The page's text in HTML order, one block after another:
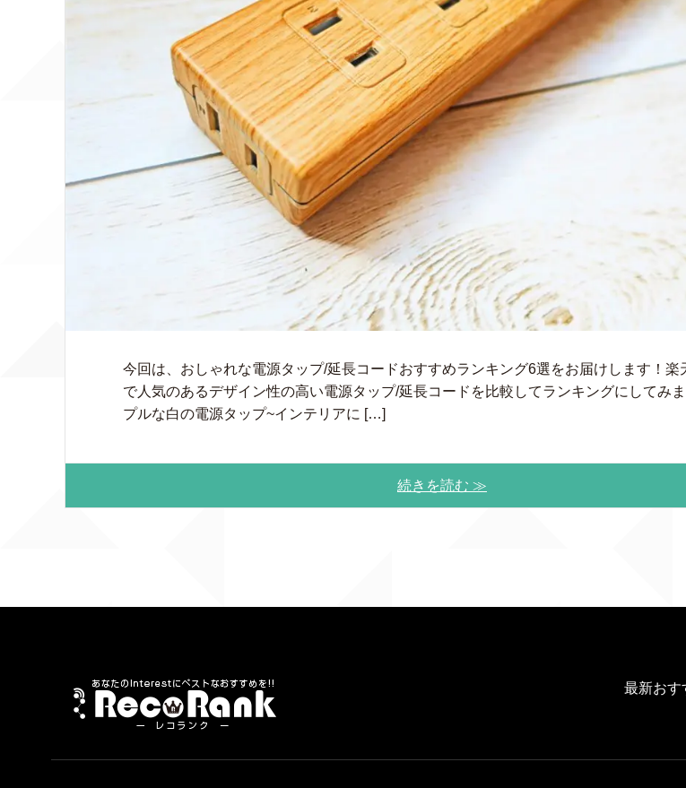
今回は、おしゃれな電源タップ/延長コードおすすめランキング6選をお届けします！楽
で人気のあるデザイン性の高い電源タップ/延長コードを比較してランキングにしてみ
プルな白の電源タップ~インテリアに […]
続きを読む ≫
最新おす